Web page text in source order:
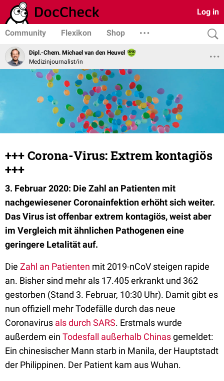
Log in
Community Flexikon Shop
Dipl.-Chem. Michael van den Heuvel
Medizinjournalist/in
+++ Corona-Virus: Extrem kontagiös
+++
3. Februar 2020: Die Zahl an Patienten mit
nachgewiesener Coronainfektion erhöht sich weiter.
Das Virus ist offenbar extrem kontagiös, weist aber
im Vergleich mit ähnlichen Pathogenen eine
geringere Letalität auf.
Die Zahl an Patienten mit 2019-nCoV steigen rapide
an. Bisher sind mehr als 17.405 erkrankt und 362
gestorben (Stand 3. Februar, 10:30 Uhr). Damit gibt es
nun offiziell mehr Todefälle durch das neue
Coronavirus als durch SARS. Erstmals wurde
außerdem ein Todesfall außerhalb Chinasgemeldet:
Ein chinesischer Mann starb in Manila, der Hauptstadt
der Philippinen. Der Patient kam aus Wuhan.